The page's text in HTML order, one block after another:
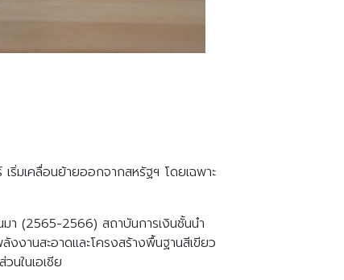
มเคลื่อนย้ายออกจากสหรัฐฯ โดยเฉพาะ
า (2565-2566) สถาบันการเงินชั้นนำ
งานสะอาดและโครงสร้างพื้นฐานสีเขียว
นในเอเชีย